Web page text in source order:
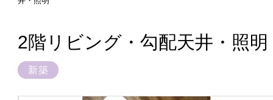
2階リビング・勾配天井・照明
新築